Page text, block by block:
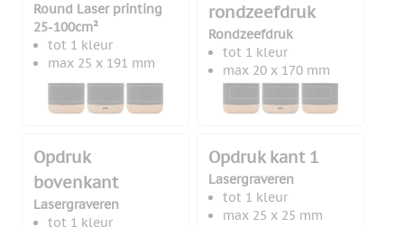
Round Laser printing
25-100cm²
tot 1 kleur
max 25 x 191 mm
rondzeefdruk
Rondzeefdruk
tot 1 kleur
max 20 x 170 mm
Opdruk
bovenkant
Lasergraveren
tot 1 kleur
Opdruk kant 1
Lasergraveren
tot 1 kleur
max 25 x 25 mm